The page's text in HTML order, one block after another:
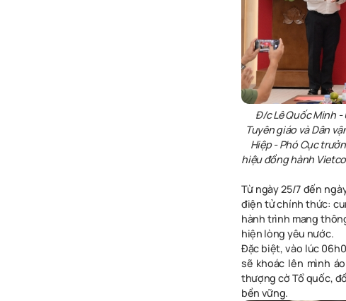
Đ/c Lê Quốc Minh -
Tuyên giáo và Dân
Hiệp - Phó Cục
hiệu đồng hành
Từ ngày 25/7 đến
điện tử chính thức:
hành trình mang
hiện lòng yêu nước.
Đặc biệt, vào lúc
sẽ khoác lên mình
thượng cờ Tổ quốc,
bền vững.